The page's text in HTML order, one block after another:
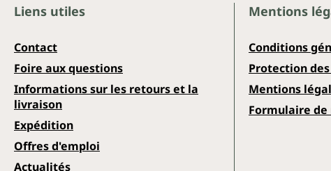
Liens utiles
Contact
Foire aux questions
Informations sur les retours et la
livraison
Expédition
Offres d'emploi
Actualités
Mentions
Conditions
Protection
Mentions
Formulaire